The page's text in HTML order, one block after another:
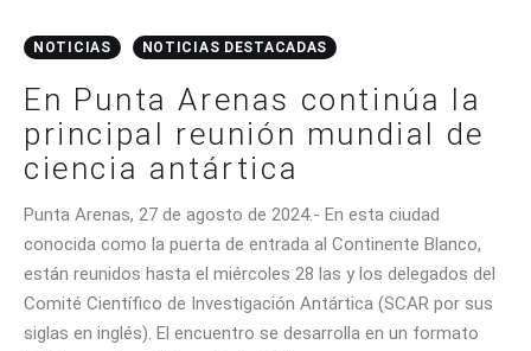
NOTICIAS NOTICIAS DESTACADAS
En Punta Arenas continúa la
principal reunión mundial de
ciencia antártica
Punta Arenas, 27 de agosto de 2024.- En esta ciudad
conocida como la puerta de entrada al Continente Blanco,
están reunidos hasta el miércoles 28 las y los delegados del
Comité Científico de Investigación Antártica (SCAR por sus
siglas en inglés). El encuentro se desarrolla en un formato